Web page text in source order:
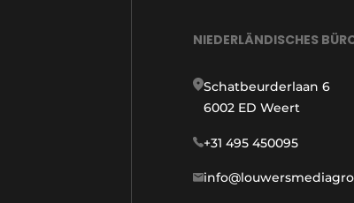
NIEDERLÄNDISCHES
Schatbeurderlaan 6
6002 ED Weert
+31 495 450095